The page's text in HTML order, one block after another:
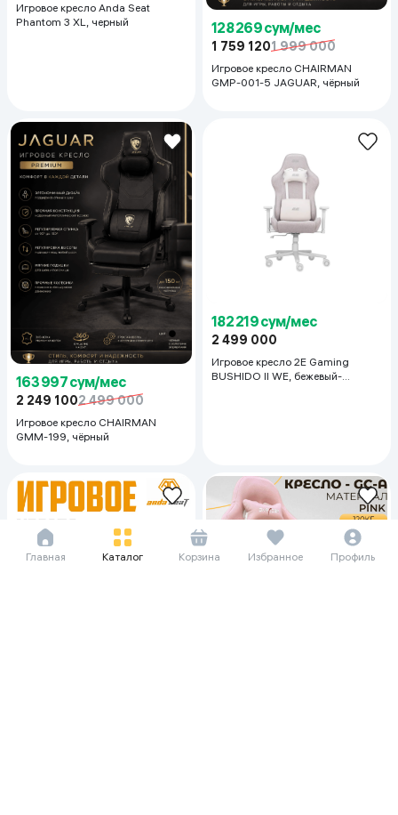
Игровое кресло Anda Seat
Phantom 3 XL, черный
128 269 сум/мес
1 759 1201 999 000
Игровое кресло CHAIRMAN
GMP-001-5 JAGUAR, чёрный
163 997 сум/мес
2 249 1002 499 000
Игровое кресло CHAIRMAN
GMM-199, чёрный
182 219 сум/мес
2 499 000
Игровое кресло 2E Gaming
BUSHIDO II WE, бежевый-
Главная Каталог Корзина Избранное Профиль